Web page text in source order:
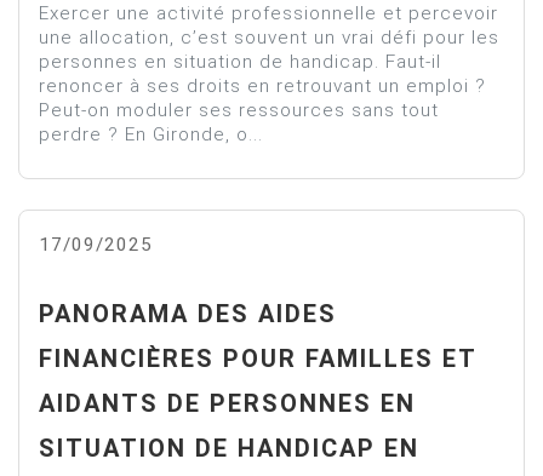
Exercer une activité professionnelle et percevoir
une allocation, c’est souvent un vrai défi pour les
personnes en situation de handicap. Faut-il
renoncer à ses droits en retrouvant un emploi ?
Peut-on moduler ses ressources sans tout
perdre ? En Gironde, o...
17/09/2025
PANORAMA DES AIDES
FINANCIÈRES POUR FAMILLES ET
AIDANTS DE PERSONNES EN
SITUATION DE HANDICAP EN